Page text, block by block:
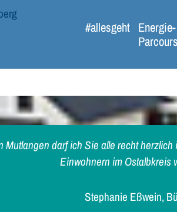
#allesgeht Energie-
Parcours
Mutlangen darf ich Sie alle recht
Einwohnern im Ostalbkreis
Stephanie Eßwein,